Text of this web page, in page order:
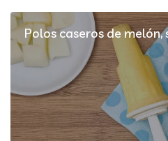
Polos caseros de